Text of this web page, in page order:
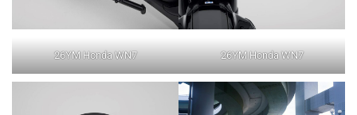
26YM Honda WN7 26YM Honda WN7